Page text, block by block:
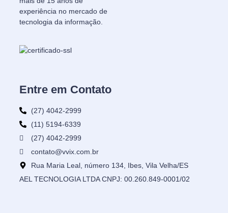
experiência no mercado de
tecnologia da informação.
Entre em Contato
(27) 4042-2999
(11) 5194-6339
(27) 4042-2999
contato@vvix.com.br
Rua Maria Leal, número 134, Ibes, Vila Velha/ES
AEL TECNOLOGIA LTDA CNPJ: 00.260.849-0001/02